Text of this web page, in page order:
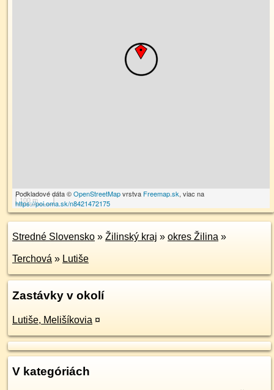
100 m
Podkladové dáta ©OpenStreetMapvrstva Freemap.sk, viac na
https://poi.oma.sk/n8421472175
Stredné Slovensko » Žilinský kraj » okres Žilina »
Terchová » Lutiše
Zastávky v okolí
Lutiše, Melišíkovia ¤
V kategóriách